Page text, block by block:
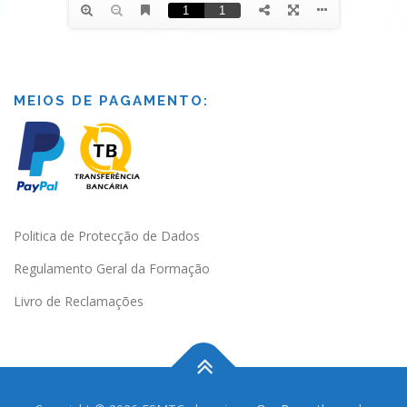
MEIOS DE PAGAMENTO:
Politica de Protecção de Dados
Regulamento Geral da Formação
Livro de Reclamações